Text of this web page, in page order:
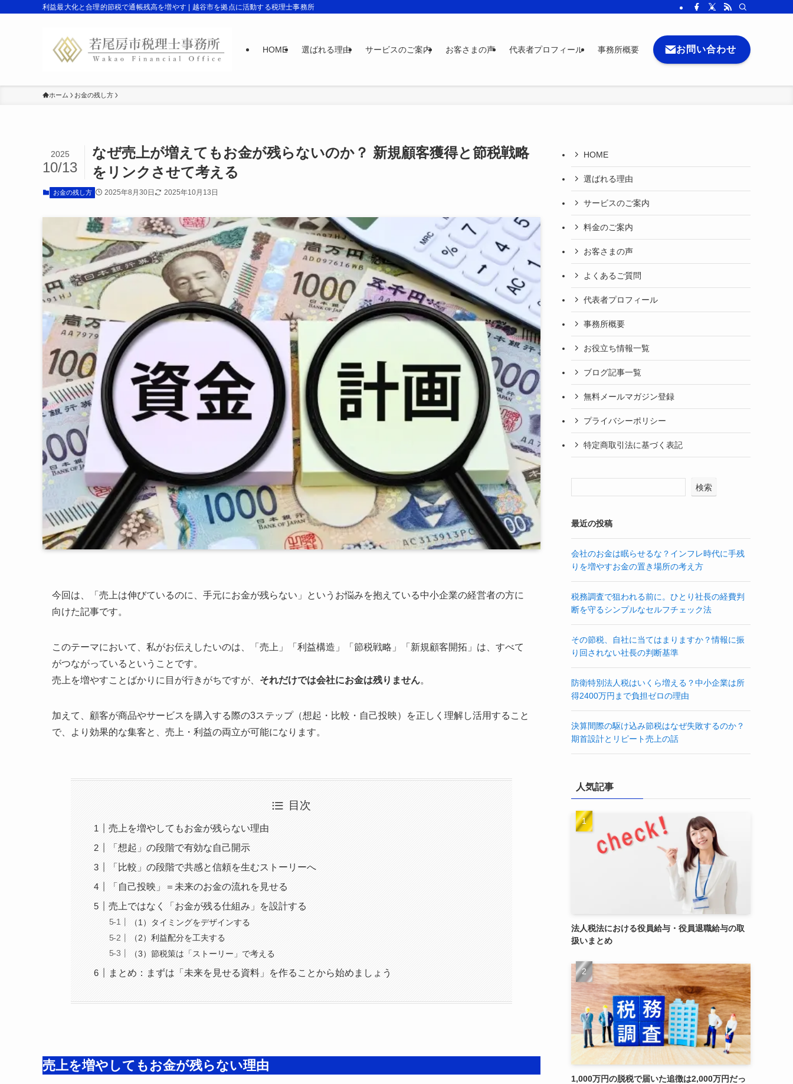
利益最大化と合理的節税で通帳残高を増やす | 越谷市を拠点に活動する税理士事務所
HOME 選ばれる理由 サービスのご案内 お客さまの声 代表者プロフィール 事務所概要 お問い合わせ
ホーム お金の残し方
なぜ売上が増えてもお金が残らないのか？ 新規顧客獲得と節税戦略
をリンクさせて考える
2025
10/13
お金の残し方 2025年8月30日 2025年10月13日
今回は、「売上は伸びているのに、手元にお金が残らない」というお悩みを抱えている中小企業の経営者の方に
向けた記事です。
このテーマにおいて、私がお伝えしたいのは、「売上」「利益構造」「節税戦略」「新規顧客開拓」は、すべて
がつながっているということです。
売上を増やすことばかりに目が行きがちですが、 それだけでは会社にお金は残りません。
加えて、顧客が商品やサービスを購入する際の3ステップ（想起・比較・自己投映）を正しく理解し活用すること
で、より効果的な集客と、売上・利益の両立が可能になります。
目次
売上を増やしてもお金が残らない理由
「想起」の段階で有効な自己開示
「比較」の段階で共感と信頼を生むストーリーへ
「自己投映」＝未来のお金の流れを見せる
売上ではなく「お金が残る仕組み」を設計する
（1）タイミングをデザインする
（2）利益配分を工夫する
（3）節税策は「ストーリー」で考える
まとめ：まずは「未来を見せる資料」を作ることから始めましょう
売上を増やしてもお金が残らない理由
HOME
選ばれる理由
サービスのご案内
料金のご案内
お客さまの声
よくあるご質問
代表者プロフィール
事務所概要
お役立ち情報一覧
ブログ記事一覧
無料メールマガジン登録
プライバシーポリシー
特定商取引法に基づく表記
検索
最近の投稿
会社のお金は眠らせるな？インフレ時代に手残
りを増やすお金の置き場所の考え方
税務調査で狙われる前に。ひとり社長の経費判
断を守るシンプルなセルフチェック法
その節税、自社に当てはまりますか？情報に振
り回されない社長の判断基準
防衛特別法人税はいくら増える？中小企業は所
得2400万円まで負担ゼロの理由
決算間際の駆け込み節税はなぜ失敗するのか？
期首設計とリピート売上の話
人気記事
法人税法における役員給与・役員退職給与の取
扱いまとめ
1,000万円の脱税で届いた追徴は2,000万円だっ